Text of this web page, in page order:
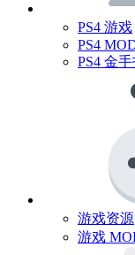
PS4 游戏
PS4
PS4 金
游戏资源
游戏